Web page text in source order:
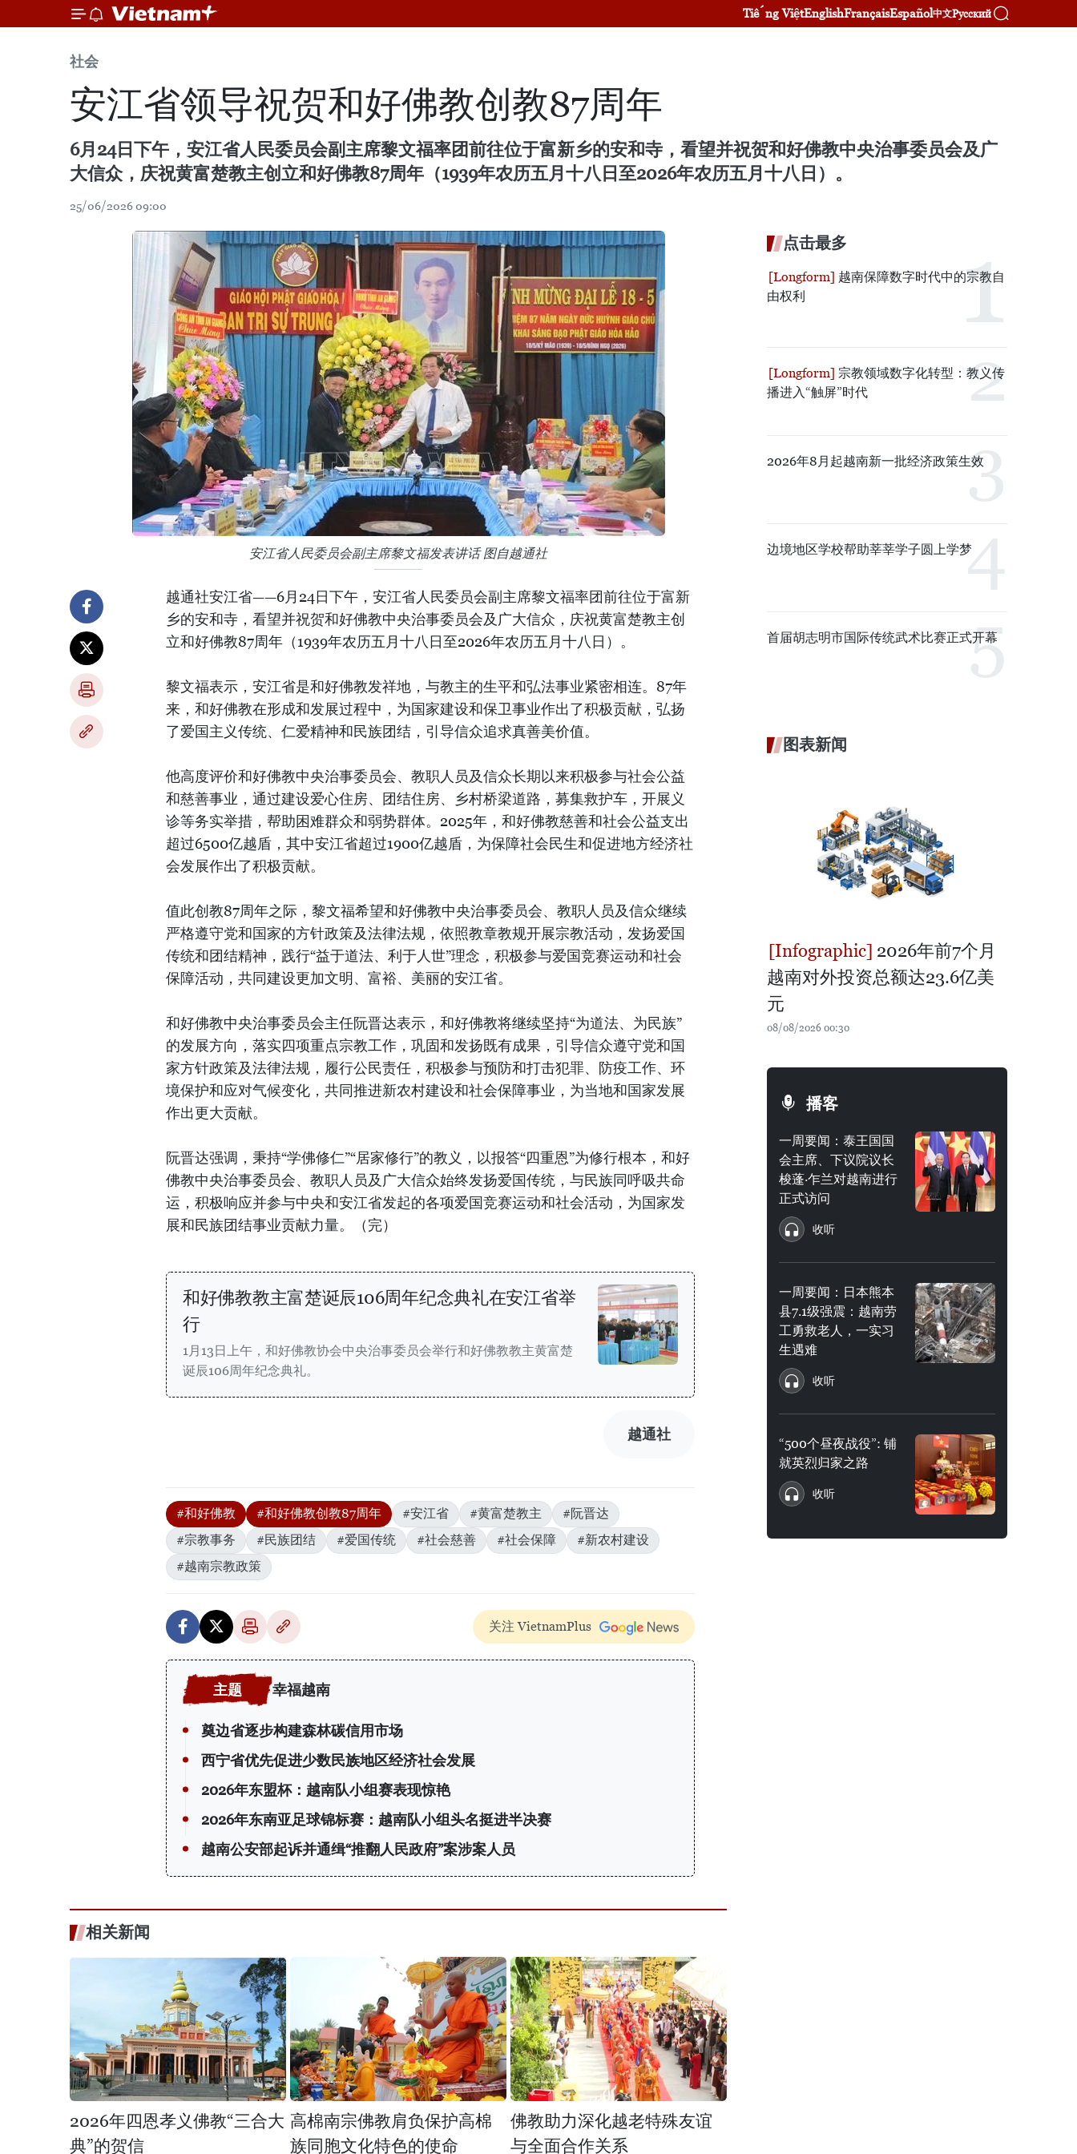
Tiếng ViệtEnglishFrançaisEspañol中文Русский
社会
安江省领导祝贺和好佛教创教87周年
6月24日下午，安江省人民委员会副主席黎文福率团前往位于富新乡的安和寺，看望并祝贺和好佛教中央治事委员会及广
大信众，庆祝黄富楚教主创立和好佛教87周年（1939年农历五月十八日至2026年农历五月十八日）。
25/06/2026 09:00
安江省人民委员会副主席黎文福发表讲话 图自越通社
越通社安江省——6月24日下午，安江省人民委员会副主席黎文福率团前往位于富新
乡的安和寺，看望并祝贺和好佛教中央治事委员会及广大信众，庆祝黄富楚教主创
立和好佛教87周年（1939年农历五月十八日至2026年农历五月十八日）。
黎文福表示，安江省是和好佛教发祥地，与教主的生平和弘法事业紧密相连。87年
来，和好佛教在形成和发展过程中，为国家建设和保卫事业作出了积极贡献，弘扬
了爱国主义传统、仁爱精神和民族团结，引导信众追求真善美价值。
他高度评价和好佛教中央治事委员会、教职人员及信众长期以来积极参与社会公益
和慈善事业，通过建设爱心住房、团结住房、乡村桥梁道路，募集救护车，开展义
诊等务实举措，帮助困难群众和弱势群体。2025年，和好佛教慈善和社会公益支出
超过6500亿越盾，其中安江省超过1900亿越盾，为保障社会民生和促进地方经济社
会发展作出了积极贡献。
值此创教87周年之际，黎文福希望和好佛教中央治事委员会、教职人员及信众继续
严格遵守党和国家的方针政策及法律法规，依照教章教规开展宗教活动，发扬爱国
传统和团结精神，践行“益于道法、利于人世”理念，积极参与爱国竞赛运动和社会
保障活动，共同建设更加文明、富裕、美丽的安江省。
和好佛教中央治事委员会主任阮晋达表示，和好佛教将继续坚持“为道法、为民族”
的发展方向，落实四项重点宗教工作，巩固和发扬既有成果，引导信众遵守党和国
家方针政策及法律法规，履行公民责任，积极参与预防和打击犯罪、防疫工作、环
境保护和应对气候变化，共同推进新农村建设和社会保障事业，为当地和国家发展
作出更大贡献。
阮晋达强调，秉持“学佛修仁”“居家修行”的教义，以报答“四重恩”为修行根本，和好
佛教中央治事委员会、教职人员及广大信众始终发扬爱国传统，与民族同呼吸共命
运，积极响应并参与中央和安江省发起的各项爱国竞赛运动和社会活动，为国家发
展和民族团结事业贡献力量。（完）
和好佛教教主富楚诞辰106周年纪念典礼在安江省举
行
1月13日上午，和好佛教协会中央治事委员会举行和好佛教教主黄富楚
诞辰106周年纪念典礼。
越通社
#和好佛教 #和好佛教创教87周年 #安江省 #黄富楚教主
#阮晋达
#宗教事务
#民族团结 #爱国传统 #社会慈善 #社会保障
#新农村建设
#越南宗教政策
关注 VietnamPlus
幸福越南
奠边省逐步构建森林碳信用市场
西宁省优先促进少数民族地区经济社会发展
2026年东盟杯：越南队小组赛表现惊艳
2026年东南亚足球锦标赛：越南队小组头名挺进半决赛
越南公安部起诉并通缉“推翻人民政府”案涉案人员
相关新闻
2026年四恩孝义佛教“三合大
典”的贺信
高棉南宗佛教肩负保护高棉
族同胞文化特色的使命
佛教助力深化越老特殊友谊
与全面合作关系
点击最多
越南保障数字时代中的宗教自
由权利
宗教领域数字化转型：教义传
播进入“触屏”时代
2026年8月起越南新一批经济政策生效
边境地区学校帮助莘莘学子圆上学梦
首届胡志明市国际传统武术比赛正式开幕
图表新闻
2026年前7个月
越南对外投资总额达23.6亿美
元
08/08/2026 00:30
播客
一周要闻：泰王国国
会主席、下议院议长
梭蓬·乍兰对越南进行
正式访问
收听
一周要闻：日本熊本
县7.1级强震：越南劳
工勇救老人，一实习
生遇难
收听
“500个昼夜战役”: 铺
就英烈归家之路
收听